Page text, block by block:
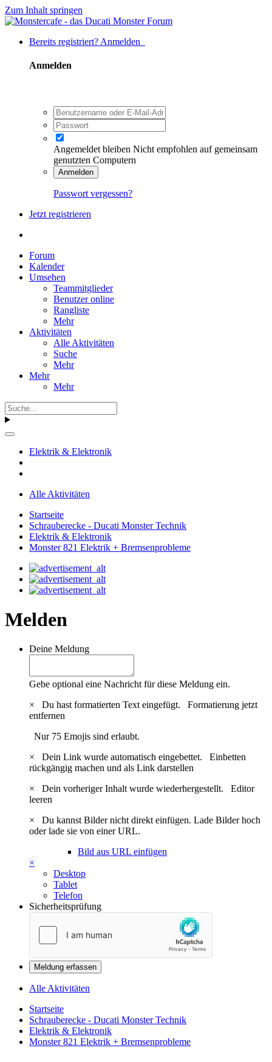
Zum Inhalt springen
Bereits registriert? Anmelden
Anmelden
Angemeldet bleiben Nicht empfohlen auf gemeinsam
genutzten Computern
Anmelden
Passwort vergessen?
Jetzt registrieren
Forum
Kalender
Umsehen
Teammitglieder
Benutzer online
Rangliste
Mehr
Aktivitäten
Alle Aktivitäten
Suche
Mehr
Mehr
Mehr
Elektrik & Elektronik
Alle Aktivitäten
Startseite
Schrauberecke - Ducati Monster Technik
Elektrik & Elektronik
Monster 821 Elektrik + Bremsenprobleme
Melden
Deine Meldung
Gebe optional eine Nachricht für diese Meldung ein.
×
Du hast formatierten Text eingefügt. Formatierung jetzt
entfernen
Nur 75 Emojis sind erlaubt.
×
Dein Link wurde automatisch eingebettet. Einbetten
rückgängig machen und als Link darstellen
×
Dein vorheriger Inhalt wurde wiederhergestellt. Editor
leeren
×
Du kannst Bilder nicht direkt einfügen. Lade Bilder hoch
oder lade sie von einer URL.
Bild aus URL einfügen
×
Desktop
Tablet
Telefon
Sicherheitsprüfung
Meldung erfassen
Alle Aktivitäten
Startseite
Schrauberecke - Ducati Monster Technik
Elektrik & Elektronik
Monster 821 Elektrik + Bremsenprobleme